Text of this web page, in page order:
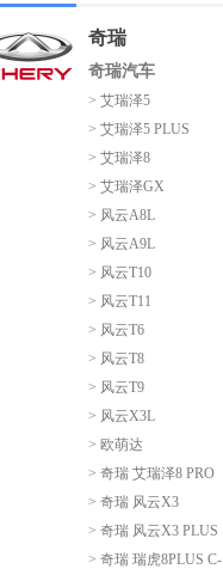
奇瑞
奇瑞汽车
> 艾瑞泽5
> 艾瑞泽5 PLUS
> 艾瑞泽8
> 艾瑞泽GX
> 风云A8L
> 风云A9L
> 风云T10
> 风云T11
> 风云T6
> 风云T8
> 风云T9
> 风云X3L
> 欧萌达
> 奇瑞 艾瑞泽8 PRO
> 奇瑞 风云X3
> 奇瑞 风云X3 PLUS
> 奇瑞 瑞虎8PLUS C-